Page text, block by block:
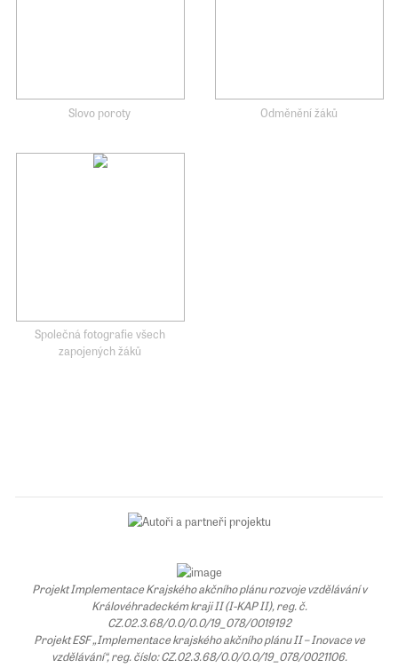
Slovo poroty Odměnění žáků
Společná fotografie všech
zapojených žáků
Projekt Implementace Krajského akčního plánu rozvoje vzdělávání v
Královéhradeckém kraji II (I-KAP II), reg. č.
CZ.02.3.68/0.0/0.0/19_078/0019192
Projekt ESF „Implementace krajského akčního plánu II – Inovace ve
vzdělávání“, reg. číslo: CZ.02.3.68/0.0/0.0/19_078/0021106.